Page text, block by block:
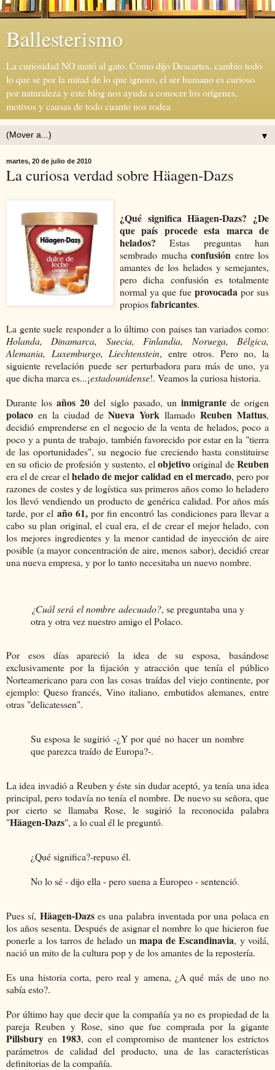
Ballesterismo
La curiosidad NO mató al gato. Como dijo Descartes, cambio todo
lo que se por la mitad de lo que ignoro, el ser humano es curioso
por naturaleza y este blog nos ayuda a conocer los orígenes,
motivos y causas de todo cuanto nos rodea
▼
martes, 20 de julio de 2010
La curiosa verdad sobre Häagen-Dazs
¿Qué significa Häagen-Dazs? ¿De
que país procede esta marca de
helados? Estas preguntas han
sembrado mucha confusión entre los
amantes de los helados y semejantes,
pero dicha confusión es totalmente
normal ya que fue provocada por sus
propiosfabricantes.
La gente suele responder a lo último con paises tan variados como:
Holanda, Dinamarca, Suecia, Finlandia, Noruega, Bélgica,
Alemania, Luxemburgo, Liechtenstein, entre otros. Pero no, la
siguiente revelación puede ser perturbadora para más de uno, ya
que dicha marca es...¡estadounidense!. Veamos la curiosa historia.
Durante losaños 20 del siglo pasado, un inmigrante de origen
polaco en la ciudad deNueva York llamadoReuben Mattus,
decidió emprenderse en el negocio de la venta de helados, poco a
poco y a punta de trabajo, también favorecido por estar en la "tierra
de las oportunidades", su negocio fue creciendo hasta constituirse
en su oficio de profesión y sustento, el objetivooriginal deReuben
era el de crear el helado de mejor calidad en el mercado, pero por
razones de costes y de logística sus primeros años como lo heladero
los llevó vendiendo un producto de genérica calidad. Por años más
tarde, por el año 61,por fin encontró las condiciones para llevar a
cabo su plan original, el cual era, el de crear el mejor helado, con
los mejores ingredientes y la menor cantidad de inyección de aire
posible (a mayor concentración de aire, menos sabor), decidió crear
una nueva empresa, y por lo tanto necesitaba un nuevo nombre.
¿Cuál será el nombre adecuado?, se preguntaba una y
otra y otra vez nuestro amigo el Polaco.
Por esos días apareció la idea de su esposa, basándose
exclusivamente por la fijación y atracción que tenía el público
Norteamericano para con las cosas traídas del viejo continente, por
ejemplo: Queso francés, Vino italiano, embutidos alemanes, entre
otras "delicatessen".
Su esposa le sugirió -¿Y por qué no hacer un nombre
que parezca traído de Europa?-.
La idea invadió a Reuben y éste sin dudar aceptó, ya tenía una idea
principal, pero todavía no tenía el nombre. De nuevo su señora, que
por cierto se llamaba Rose, le sugirió la reconocida palabra
"Häagen-Dazs", a lo cual él le preguntó.
¿Qué significa?-repuso él.
No lo sé - dijo ella - pero suena a Europeo - sentenció.
Pues sí, Häagen-Dazses una palabra inventada por una polaca en
los años sesenta. Después de asignar el nombre lo que hicieron fue
ponerle a los tarros de helado un mapa de Escandinavia, y voilá,
nació un mito de la cultura pop y de los amantes de la repostería.
Es una historia corta, pero real y amena, ¿A qué más de uno no
sabía esto?.
Por último hay que decir que la compañía ya no es propiedad de la
pareja Reuben y Rose, sino que fue comprada por la gigante
Pillsbury en 1983, con el compromiso de mantener los estrictos
parámetros de calidad del producto, una de las características
definitorias de la compañía.